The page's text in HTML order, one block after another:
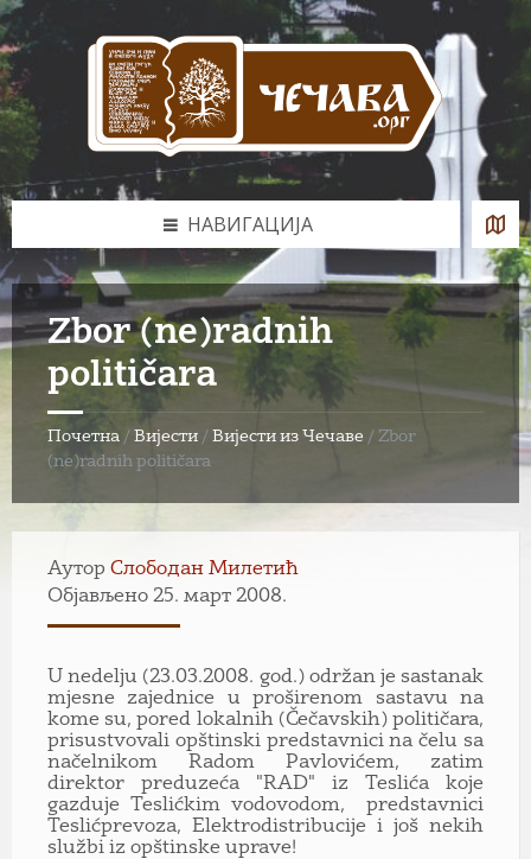
Skip
to
content
Skip
to
left
sidebar
Skip
to
footer
НАВИГАЦИЈА
Zbor (ne)radnih
političara
Почетна / Вијести / Вијести из Чечаве / Zbor
(ne)radnih političara
Аутор Слободан Милетић
Објављено 25. март 2008.
U nedelju (23.03.2008. god.) održan je sastanak
mjesne zajednice u proširenom sastavu na
kome su, pored lokalnih (Čečavskih) političara,
prisustvovali opštinski predstavnici na čelu sa
načelnikom Radom Pavlovićem, zatim
direktor preduzeća "RAD" iz Teslića koje
gazduje Teslićkim vodovodom, predstavnici
Teslićprevoza, Elektrodistribucije i još nekih
službi iz opštinske uprave!